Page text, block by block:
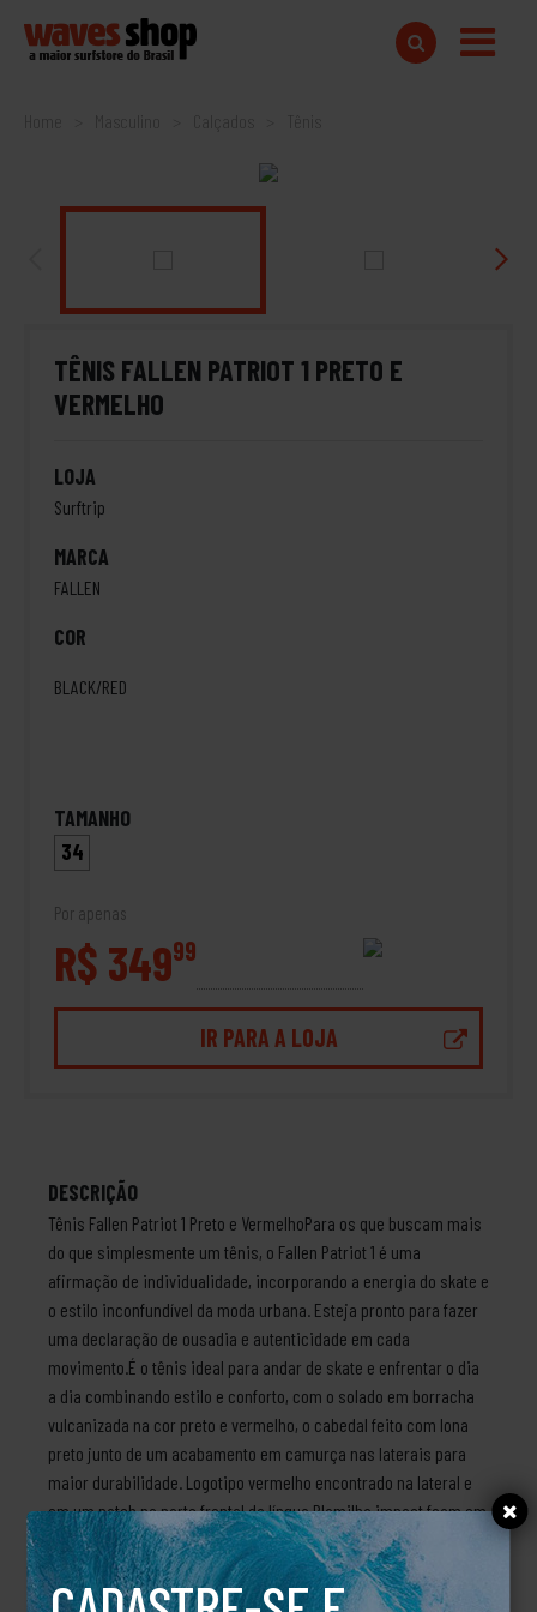
Home
TÊNIS FALLEN PATRIOT 1 PRETO E
VERMELHO
LOJA
Surftrip
MARCA
FALLEN
COR
BLACK/RED
TAMANHO
34
Por apenas
R$ 34999
IR PARA A LOJA
DESCRIÇÃO
Tênis Fallen Patriot 1 Preto e VermelhoPara os que buscam mais
do que simplesmente um tênis, o Fallen Patriot 1 é uma
afirmação de individualidade, incorporando a energia do skate e
o estilo inconfundível da moda urbana. Esteja pronto para fazer
uma declaração de ousadia e autenticidade em cada
movimento.É o tênis ideal para andar de skate e enfrentar o dia
a dia combinando estilo e conforto, com o solado em borracha
vulcanizada na cor preto e vermelho, o cabedal feito com lona
preto junto de um acabamento em camurça nas laterais para
maior durabilidade. Logotipo vermelho encontrado na lateral e
em um patch na parte frontal da língua.Plamilha impact foam em
PUTipo de ajuste: Cadarço pretoSobre a Marca A marca Fallen
Skate foi criada em 2003 pelo skatista profissional Jamie
Thomas, que também é dono da Zero Skateboards. A Fallen se